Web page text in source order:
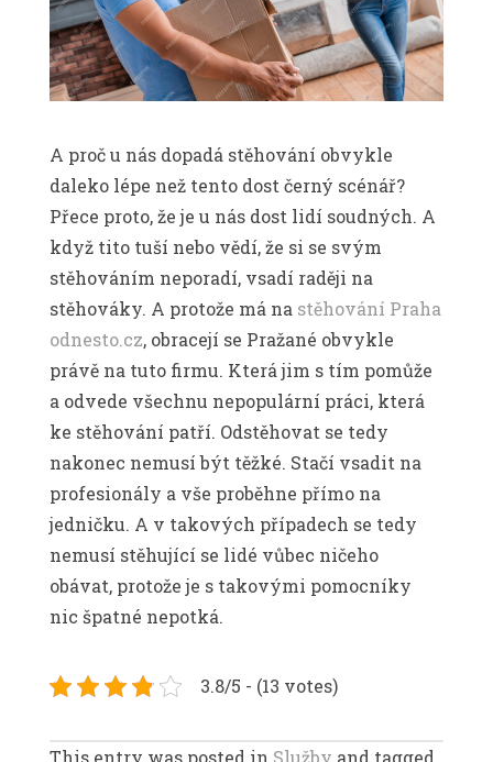
A proč u nás dopadá stěhování obvykle
daleko lépe než tento dost černý scénář?
Přece proto, že je u nás dost lidí soudných. A
když tito tuší nebo vědí, že si se svým
stěhováním neporadí, vsadí raději na
stěhováky. A protože má na stěhování Praha
odnesto.cz, obracejí se Pražané obvykle
právě na tuto firmu. Která jim s tím pomůže
a odvede všechnu nepopulární práci, která
ke stěhování patří. Odstěhovat se tedy
nakonec nemusí být těžké. Stačí vsadit na
profesionály a vše proběhne přímo na
jedničku. A v takových případech se tedy
nemusí stěhující se lidé vůbec ničeho
obávat, protože je s takovými pomocníky
nic špatné nepotká.
3.8/5 - (13 votes)
This entry was posted in Služby and tagged .